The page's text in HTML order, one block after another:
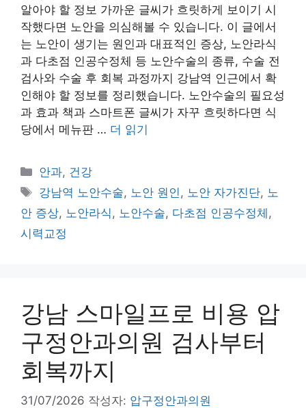
알아야 할 정보 가까운 글씨가 흐릿하게 보이기 시
작했다면 노안을 의심해볼 수 있습니다. 이 글에서
는 노안이 생기는 원인과 대표적인 증상, 노안라식
과 다초점 인공수정체 등 노안수술의 종류, 수술 전
검사와 수술 후 회복 과정까지 강남역 인근에서 확
인해야 할 정보를 정리했습니다. 노안수술의 필요성
과 효과 책과 스마트폰 글씨가 자꾸 흐릿하다면 식
당에서 메뉴판 … 더 읽기
카
테
고
리
안과, 건강
태
그
강남역 노안수술, 노안 원인 , 노안 자가진단, 노
안 증상, 노안라식 , 노안수술, 다초점 인공수정체 ,
시력교정
강남 스마일프로 비용 압
구정안과의원 검사부터
회복까지
31/07/2026 작성자: 압구정안과의원